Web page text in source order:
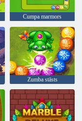
Cumpa marmors
Zumba stāsts